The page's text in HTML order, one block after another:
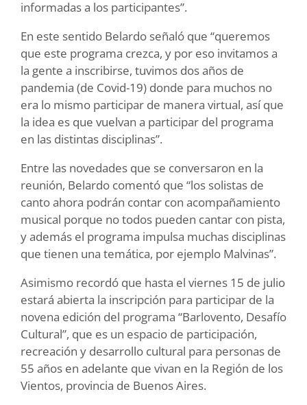
informadas a los participantes”.
En este sentido Belardo señaló que “queremos
que este programa crezca, y por eso invitamos a
la gente a inscribirse, tuvimos dos años de
pandemia (de Covid-19) donde para muchos no
era lo mismo participar de manera virtual, así que
la idea es que vuelvan a participar del programa
en las distintas disciplinas”.
Entre las novedades que se conversaron en la
reunión, Belardo comentó que “los solistas de
canto ahora podrán contar con acompañamiento
musical porque no todos pueden cantar con pista,
y además el programa impulsa muchas disciplinas
que tienen una temática, por ejemplo Malvinas”.
Asimismo recordó que hasta el viernes 15 de julio
estará abierta la inscripción para participar de la
novena edición del programa “Barlovento, Desafío
Cultural”, que es un espacio de participación,
recreación y desarrollo cultural para personas de
55 años en adelante que vivan en la Región de los
Vientos, provincia de Buenos Aires.